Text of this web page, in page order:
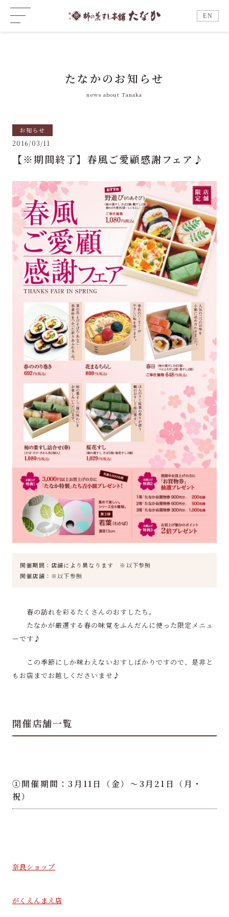
EN
たなかのお知らせ
news about Tanaka
お知らせ
2016/03/11
【※期間終了】春風ご愛顧感謝フェア♪
開催期間：店舗により異なります ※以下参照
開催店舗：※以下参照
春の訪れを彩るたくさんのおすしたち。
たなかが厳選する春の味覚をふんだんに使った限定メニュ
ーです♪
この季節にしか味わえないおすしばかりですので、是非と
もお店までお越しくださいませ♪
開催店舗一覧
①開催期間：3月11日（金）～3月21日（月・
祝）
奈良ショップ
がくえんまえ店